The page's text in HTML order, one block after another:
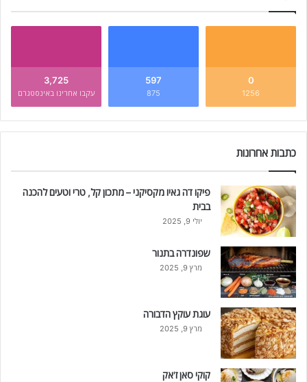
0
1256
597
875
3,725
עקבו אחרינו באינסטגרם
כתבות אחרונות
פיקו דה גאיו מקסיקני – מתכון קל, טרי וטעים להכנה
בבית
יולי 9, 2025
שפונדרה בתנור
מרץ 9, 2025
עוגת עוקץ הדבורה
מרץ 9, 2025
קוקי סאן ז'אק